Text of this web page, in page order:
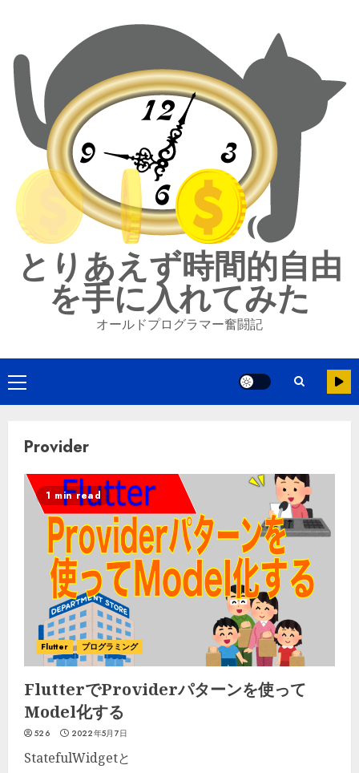
とりあえず時間的自由
を手に入れてみた
オールドプログラマー奮闘記
Provider
1 min read
Flutter プログラミング
FlutterでProviderパターンを使って
Model化する
526 2022年5月7日
StatefulWidgetと